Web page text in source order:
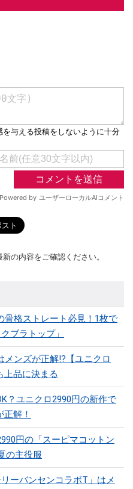
の内容をご確認ください。
骨格ストレート必見！1枚で
ブラトップ」
メンズが正解!?【ユニクロ
上品に決まる
？ユニクロ2990円の新作で
解！
円の「スーピマコットン
の主役服
ーバンセンコラボT」はメ